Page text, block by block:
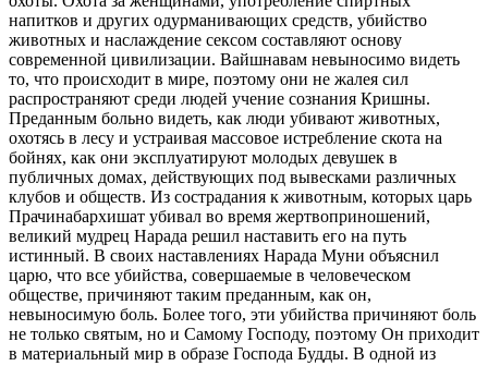
напитков и других одурманивающих средств, убийство
животных и наслаждение сексом составляют основу
современной цивилизации. Вайшнавам невыносимо видеть
то, что происходит в мире, поэтому они не жалея сил
распространяют среди людей учение сознания Кришны.
Преданным больно видеть, как люди убивают животных,
охотясь в лесу и устраивая массовое истребление скота на
бойнях, как они эксплуатируют молодых девушек в
публичных домах, действующих под вывесками различных
клубов и обществ. Из сострадания к животным, которых царь
Прачинабархишат убивал во время жертвоприношений,
великий мудрец Нарада решил наставить его на путь
истинный. В своих наставлениях Нарада Муни объяснил
царю, что все убийства, совершаемые в человеческом
обществе, причиняют таким преданным, как он,
невыносимую боль. Более того, эти убийства причиняют боль
не только святым, но и Самому Господу, поэтому Он приходит
в материальный мир в образе Господа Будды. В одной из